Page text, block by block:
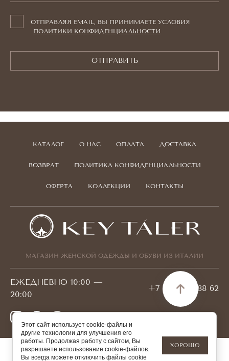
ОТПРАВЛЯЯ EMAIL, ВЫ ПРИНИМАЕТЕ УСЛОВИЯ
ПОЛИТИКИ КОНФИДЕНЦИАЛЬНОСТИ
ОТПРАВИТЬ
КАТАЛОГ О НАС ОПЛАТА ДОСТАВКА
ВОЗВРАТ ПОЛИТИКА КОНФИДЕНЦИАЛЬНОСТИ
ОФЕРТА КОЛЛЕКЦИИ КОНТАКТЫ
ЕЖЕДНЕВНО 10:00 —
20:00
+7 778 095 88 62
© 2026 KEYTALER БИН 180940001421
МАГАЗИН ЖЕНСКОЙ ОДЕЖДЫ И ОБУВИ ИЗ ИТАЛИИ
Этот сайт использует cookie-файлы и
другие технологии для улучшения его
работы. Продолжая работу с сайтом, Вы
разрешаете использование cookie-файлов.
Вы всегда можете отключить файлы cookie
ХОРОШО